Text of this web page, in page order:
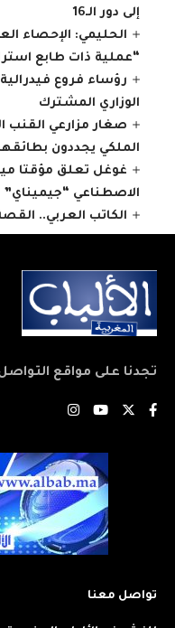
إلى دور الـ16
“عملية ذات طابع
رؤساء فروع
الوزاري المشترك
صغار مزارعي القنب
الملكي يجددون
غوغل تعلق مؤقتا
الاصطناعي “جيميناي”
الكاتب العربي..
تجدنا على مواقع
تواصل معنا